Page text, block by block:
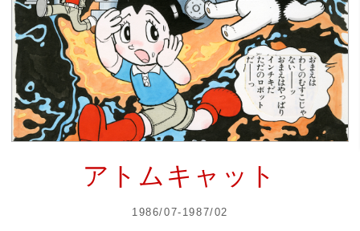
アトムキャット
1986/07-1987/02